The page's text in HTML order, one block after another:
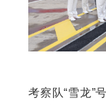
考察队“雪龙”